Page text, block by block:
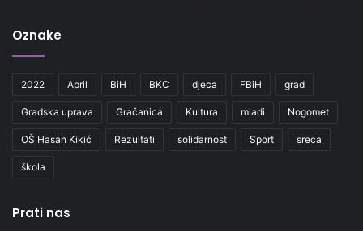
Oznake
2022 April BiH BKC djeca FBiH grad
Gradska uprava Gračanica Kultura mladi Nogomet
OŠ Hasan Kikić Rezultati solidarnost Sport sreca
škola
Prati nas